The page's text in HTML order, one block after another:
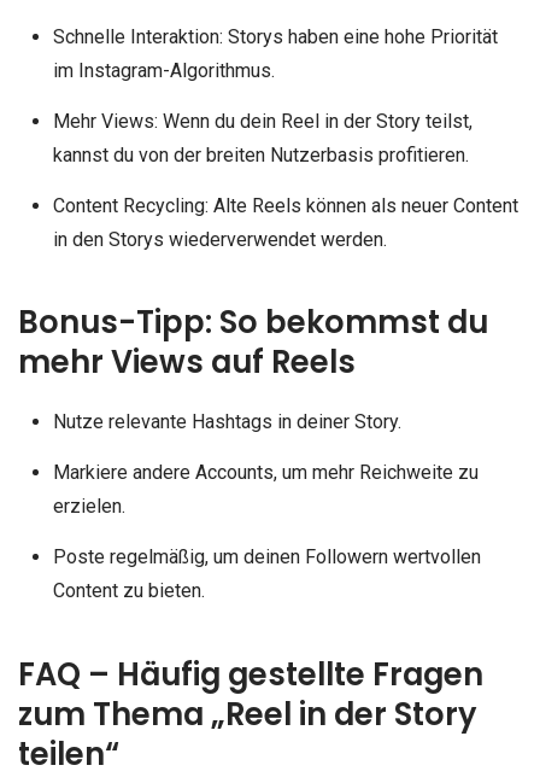
Schnelle Interaktion: Storys haben eine hohe Priorität
im Instagram-Algorithmus.
Mehr Views: Wenn du dein Reel in der Story teilst,
kannst du von der breiten Nutzerbasis profitieren.
Content Recycling: Alte Reels können als neuer Content
in den Storys wiederverwendet werden.
Bonus-Tipp: So bekommst du
mehr Views auf Reels
Nutze relevante Hashtags in deiner Story.
Markiere andere Accounts, um mehr Reichweite zu
erzielen.
Poste regelmäßig, um deinen Followern wertvollen
Content zu bieten.
FAQ – Häufig gestellte Fragen
zum Thema „Reel in der Story
teilen“